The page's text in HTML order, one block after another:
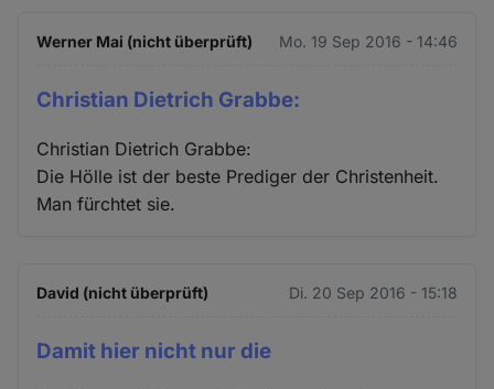
Werner Mai (nicht überprüft) Mo. 19 Sep 2016 - 14:46
Christian Dietrich Grabbe:
Christian Dietrich Grabbe:
Die Hölle ist der beste Prediger der Christenheit.
Man fürchtet sie.
David (nicht überprüft) Di. 20 Sep 2016 - 15:18
Damit hier nicht nur die